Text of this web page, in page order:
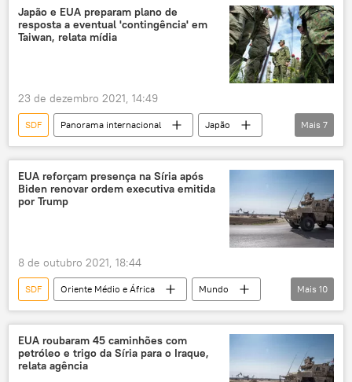
Síria
SANA
Forças Democráticas da Síria
Al-Hasakah
Japão e EUA preparam plano de
resposta a eventual 'contingência' em
Taiwan, relata mídia
23 de dezembro 2021, 14:49
SDF Panorama internacional
Japão
Okinawa
EUA
Forças Armadas dos EUA
Forças de Autodefesa do Japão
Mais 7
EUA reforçam presença na Síria após
Biden renovar ordem executiva emitida
por Trump
8 de outubro 2021, 18:44
SDF Oriente Médio e África
Mundo
Notícias
Al-Hasakah
SANA
Forças Democráticas da Síria
Forças Democráticas Sírias (SDF)
Joe Biden
Mais 10
EUA roubaram 45 caminhões com
petróleo e trigo da Síria para o Iraque,
relata agência